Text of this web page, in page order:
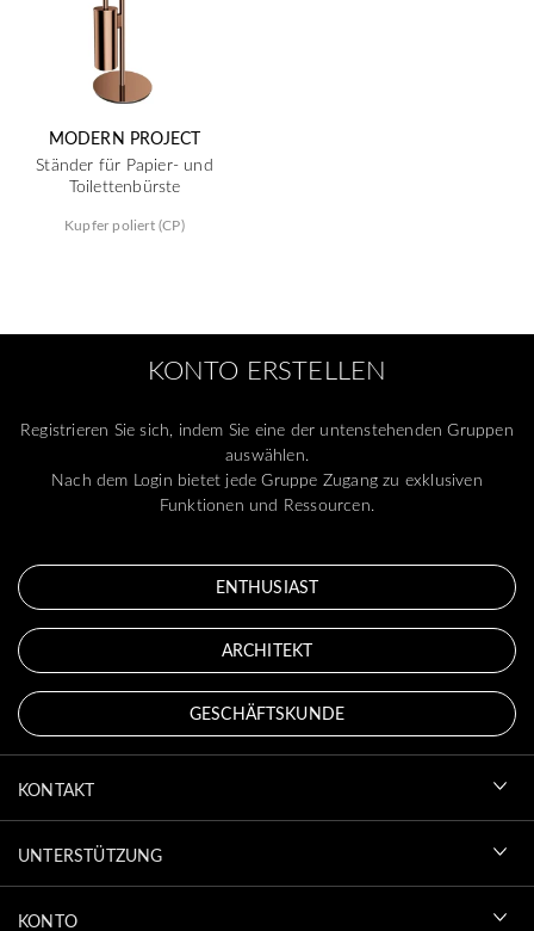
MODERN PROJECT
Ständer für Papier- und
Toilettenbürste
Kupfer poliert (CP)
KONTO ERSTELLEN
Registrieren Sie sich, indem Sie eine der untenstehenden Gruppen
auswählen.
Nach dem Login bietet jede Gruppe Zugang zu exklusiven
Funktionen und Ressourcen.
ENTHUSIAST
ARCHITEKT
GESCHÄFTSKUNDE
KONTAKT
UNTERSTÜTZUNG
KONTO